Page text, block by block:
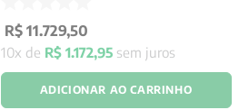
R$ 11.729,50
10x de R$ 1.172,95sem juros
ADICIONAR AO CARRINHO